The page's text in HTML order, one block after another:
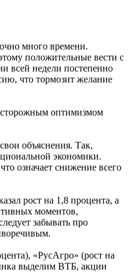
много времени.
положительные вести с
всей недели постепенно
что тормозит желание
оптимизмом
объяснения. Так,
экономики.
означает снижение всего
рост на 1,8 процента, а
моментов,
забывать про
«РусАгро» (рост на
выделим ВТБ, акции